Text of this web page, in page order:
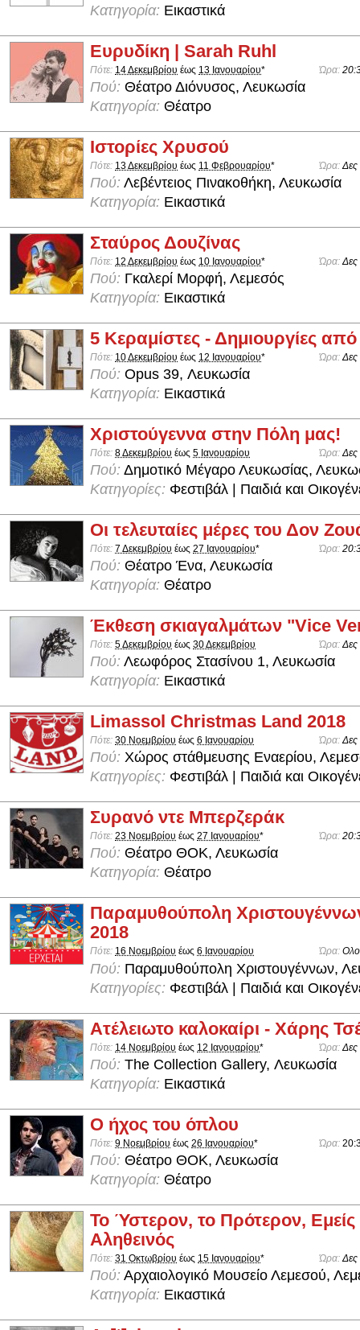
Κατηγορία: Εικαστικά
Ευρυδίκη | Sarah Ruhl
Πότε: 14 Δεκεμβρίου έως 13 Ιανουαρίου* Ώρα:
Πού: Θέατρο Διόνυσος, Λευκωσία
Κατηγορία: Θέατρο
Ιστορίες Χρυσού
Πότε: 13 Δεκεμβρίου έως 11 Φεβρουαρίου* Ώρα: Δες
Πού: Λεβέντειος Πινακοθήκη, Λευκωσία
Κατηγορία: Εικαστικά
Σταύρος Δουζίνας
Πότε: 12 Δεκεμβρίου έως 10 Ιανουαρίου* Ώρα: Δες
Πού: Γκαλερί Μορφή, Λεμεσός
Κατηγορία: Εικαστικά
5 Κεραμίστες - Δημιουργίες
Πότε: 10 Δεκεμβρίου έως 12 Ιανουαρίου* Ώρα:Δες
Πού: Opus 39, Λευκωσία
Κατηγορία: Εικαστικά
Χριστούγεννα στην Πόλη μας!
Πότε: 8 Δεκεμβρίου έως 5 Ιανουαρίου Ώρα:Δες
Πού: Δημοτικό Μέγαρο Λευκωσίας,
Κατηγορίες: Φεστιβάλ | Παιδιά και
Οι τελευταίες μέρες του Δον
Πότε: 7 Δεκεμβρίου έως 27 Ιανουαρίου* Ώρα:
Πού: Θέατρο Ένα, Λευκωσία
Κατηγορία: Θέατρο
Έκθεση σκιαγαλμάτων "Vice
Πότε: 5 Δεκεμβρίου έως 30 Δεκεμβρίου Ώρα:Δες
Πού: Λεωφόρος Στασίνου 1, Λευκωσία
Κατηγορία: Εικαστικά
Limassol Christmas Land 2018
Πότε: 30 Νοεμβρίου έως 6 Ιανουαρίου Ώρα:Δες
Πού: Χώρος στάθμευσης Εναερίου,
Κατηγορίες: Φεστιβάλ | Παιδιά και
Συρανό ντε Μπερζεράκ
Πότε: 23 Νοεμβρίου έως 27 Ιανουαρίου* Ώρα:
Πού: Θέατρο ΘΟΚ, Λευκωσία
Κατηγορία: Θέατρο
Παραμυθούπολη
2018
Πότε: 16 Νοεμβρίου έως 6 Ιανουαρίου Ώρα:
Πού: Παραμυθούπολη Χριστουγέννων,
Κατηγορίες: Φεστιβάλ | Παιδιά και
Ατέλειωτο καλοκαίρι - Χάρης
Πότε: 14 Νοεμβρίου έως 12 Ιανουαρίου* Ώρα: Δες
Πού: The Collection Gallery, Λευκωσία
Κατηγορία: Εικαστικά
Ο ήχος του όπλου
Πότε: 9 Νοεμβρίου έως 26 Ιανουαρίου* Ώρα:
Πού: Θέατρο ΘΟΚ, Λευκωσία
Κατηγορία: Θέατρο
Το Ύστερον, το Πρότερον,
Αληθεινός
Πότε: 31 Οκτωβρίου έως 15 Ιανουαρίου* Ώρα:Δες
Πού: Αρχαιολογικό Μουσείο Λεμεσού,
Κατηγορία: Εικαστικά